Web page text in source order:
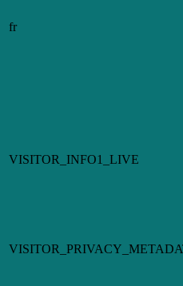
fr
VISITOR_INFO1_LIVE